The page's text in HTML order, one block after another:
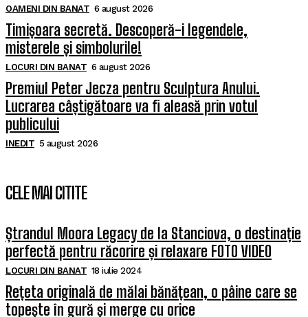
OAMENI DIN BANAT 6 august 2026
Timișoara secretă. Descoperă-i legendele,
misterele și simbolurile!
LOCURI DIN BANAT 6 august 2026
Premiul Peter Jecza pentru Sculptura Anului.
Lucrarea câștigătoare va fi aleasă prin votul
publicului
INEDIT 5 august 2026
CELE MAI CITITE
Ștrandul Moora Legacy de la Stanciova, o destinație
perfectă pentru răcorire și relaxare FOTO VIDEO
LOCURI DIN BANAT 18 iulie 2024
Rețeta originală de mălai bănățean, o pâine care se
topește în gură și merge cu orice